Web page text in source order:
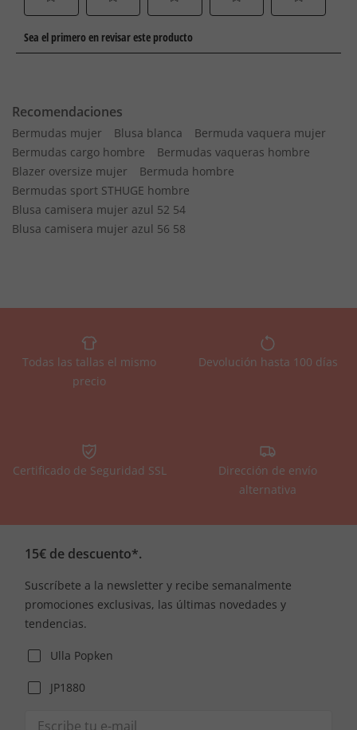
Recomendaciones
Bermudas mujer Blusa blanca
Bermuda vaquera mujer
Bermudas cargo hombre
Bermudas vaqueras hombre
Blazer oversize mujer
Bermuda hombre
Bermudas sport STHUGE hombre
Blusa camisera mujer azul 52 54
Blusa camisera mujer azul 56 58
Todas las tallas el mismo
precio
Devolución hasta 100 días
Certificado de Seguridad SSL
Dirección de envío
alternativa
15€ de descuento*.
Suscríbete a la newsletter y recibe semanalmente
promociones exclusivas, las últimas novedades y
tendencias.
Ulla Popken
JP1880